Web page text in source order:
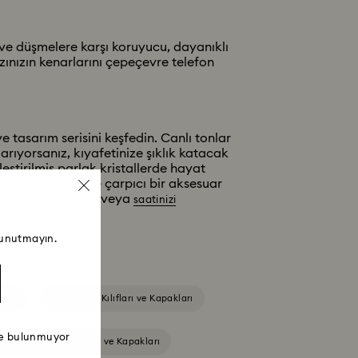
düşmelere karşı koruyucu, dayanıklı
kenarlarını çepeçevre telefon
tasarım serisini keşfedin. Canlı tonlar
kıyafetinize şıklık katacak
parlak kristallerde hayat
veya partnere çarpıcı bir aksesuar
veya saatinizi
iPhone® 16 Kılıfları ve Kapakları
iPhone® 17 Pro Kılıfları ve Kapakları
bulunmuyor